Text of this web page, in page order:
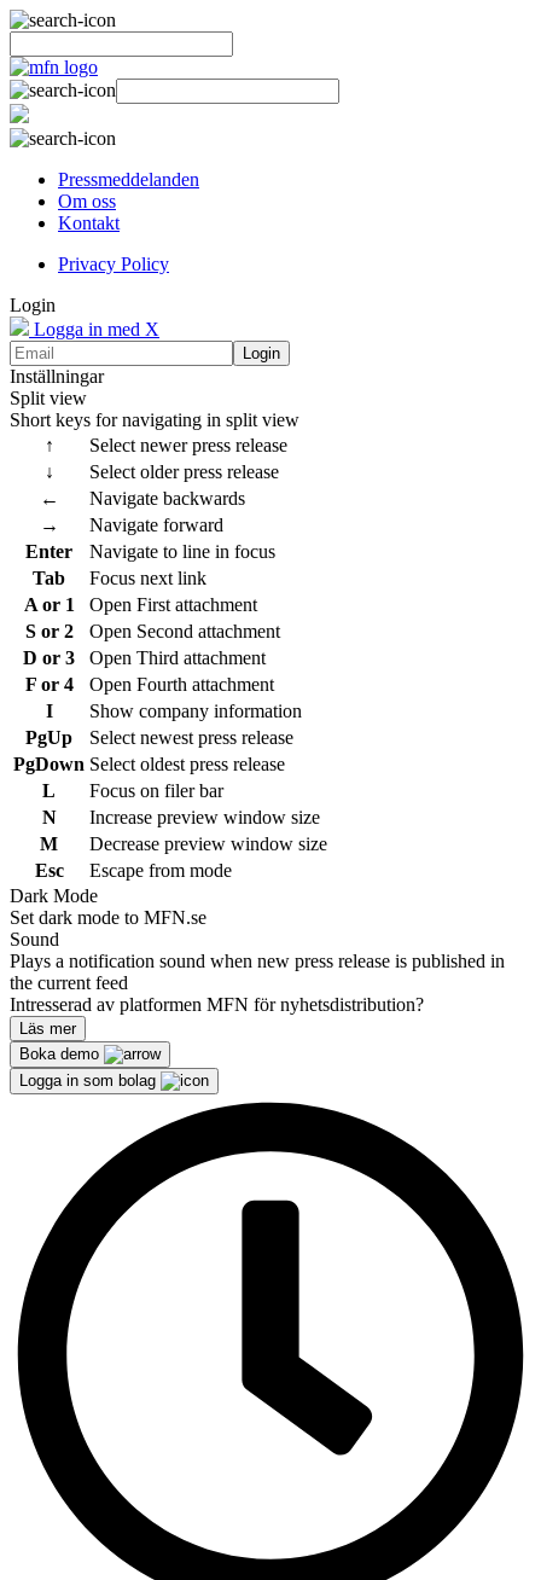
Pressmeddelanden
Om oss
Kontakt
Privacy Policy
Login
Logga in med X
Login
Inställningar
Split view
Short keys for navigating in split view
↑
Select newer press release
↓
Select older press release
←
Navigate backwards
→
Navigate forward
Enter
Navigate to line in focus
Tab
Focus next link
A or 1
Open First attachment
S or 2
Open Second attachment
D or 3
Open Third attachment
F or 4
Open Fourth attachment
I
Show company information
PgUp
Select newest press release
PgDown Select oldest press release
L
Focus on filer bar
N
Increase preview window size
M
Decrease preview window size
Esc
Escape from mode
Dark Mode
Set dark mode to MFN.se
Sound
Plays a notification sound when new press release is published in
the current feed
Intresserad av platformen MFN för nyhetsdistribution?
Läs mer
Boka demo
Logga in som bolag